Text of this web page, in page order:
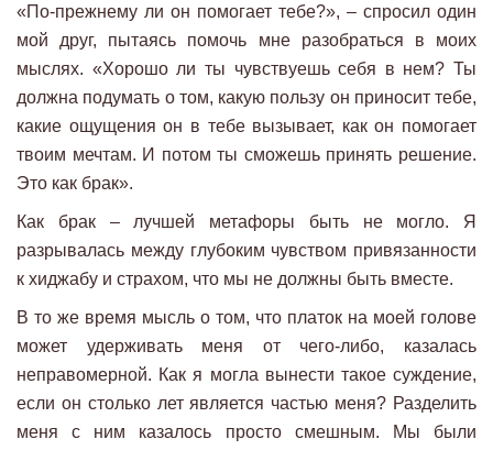
«По-прежнему ли он помогает тебе?», – спросил один
мой друг, пытаясь помочь мне разобраться в моих
мыслях. «Хорошо ли ты чувствуешь себя в нем? Ты
должна подумать о том, какую пользу он приносит тебе,
какие ощущения он в тебе вызывает, как он помогает
твоим мечтам. И потом ты сможешь принять решение.
Это как брак».
Как брак – лучшей метафоры быть не могло. Я
разрывалась между глубоким чувством привязанности
к хиджабу и страхом, что мы не должны быть вместе.
В то же время мысль о том, что платок на моей голове
может удерживать меня от чего-либо, казалась
неправомерной. Как я могла вынести такое суждение,
если он столько лет является частью меня? Разделить
меня с ним казалось просто смешным. Мы были